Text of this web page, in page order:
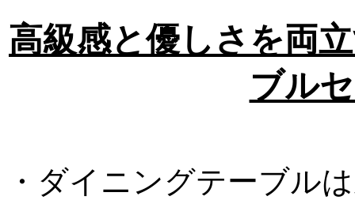
高級感と優しさを両
ブル
・ダイニングテーブル